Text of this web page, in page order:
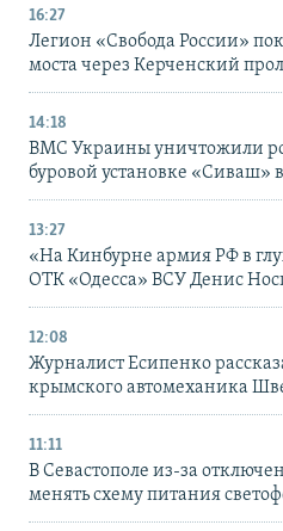
16:27
Легион «Свобода России»
моста через Керченский
14:18
ВМС Украины уничтожили
буровой установке «Сиваш»
13:27
«На Кинбурне армия РФ в
ОТК «Одесса» ВСУ Денис
12:08
Журналист Есипенко
крымского автомеханика
11:11
В Севастополе из-за
менять схему питания